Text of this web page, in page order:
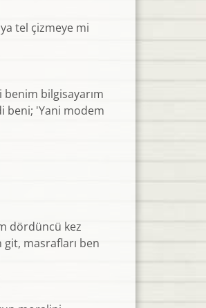
tel çizmeye mi
bilgisayarım
beni; 'Yani modem
dördüncü kez
masrafları ben